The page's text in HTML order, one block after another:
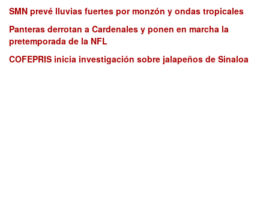
SMN prevé lluvias fuertes por monzón y ondas tropicales
Panteras derrotan a Cardenales y ponen en marcha la
pretemporada de la NFL
COFEPRIS inicia investigación sobre jalapeños de Sinaloa